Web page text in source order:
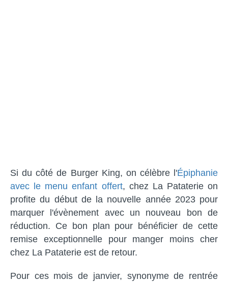
Si du côté de Burger King, on célèbre l'Épiphanie
avec le menu enfant offert, chez La Pataterie on
profite du début de la nouvelle année 2023 pour
marquer l'évènement avec un nouveau bon de
réduction. Ce bon plan pour bénéficier de cette
remise exceptionnelle pour manger moins cher
chez La Pataterie est de retour.
Pour ces mois de janvier, synonyme de rentrée